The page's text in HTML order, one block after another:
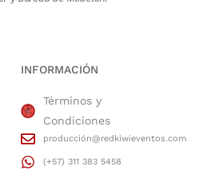
INFORMACIÓN
Términos y
Condiciones
producción@redkiwieventos.com
(+57) 311 383 5458